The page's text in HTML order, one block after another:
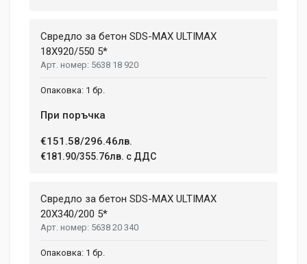
Свредло за бетон SDS-MAX ULTIMAX
18X920/550 5*
5638 18 920
1 бр.
При поръчка
€151.58/296.46лв.
€181.90/355.76лв. с ДДС
Свредло за бетон SDS-MAX ULTIMAX
20X340/200 5*
5638 20 340
1 бр.